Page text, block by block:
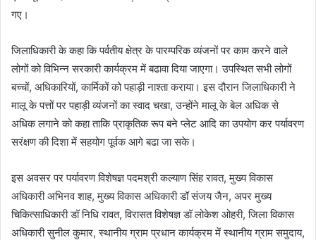
गए।
जिलाधिकारी के कहा कि पर्वतीय क्षेत्र के पारम्परिक व्यंजनों पर काम करने वाले
लोगों को विभिन्न सरकारी कार्यक्रम में बढावा दिया जाएगा। उपस्थित सभी लोगों
बच्चों, अधिकारियों, कार्मिकों को पहाड़ी नाश्ता कराया। इस दौरान जिलाधिकारी ने
मालू के पत्तों पर पहाड़ी व्यंजनों का स्वाद चखा, उन्होंने मालू के बेल अधिक से
अधिक लगाने को कहा ताकि प्राकृतिक रूप बने प्लेट आदि का उपयोग कर पर्यावरण
सरंक्षण की दिशा में सहयोग पूर्वक आगे बढा जा सके।
इस अवसर पर पर्यावरण विशेषज्ञ पदमश्री कल्याण सिंह रावत, मुख्य विकास
अधिकारी अभिनव शाह, मुख्य विकास अधिकारी डॉ संजय जैन, अपर मुख्य
चिकित्साधिकारी डॉ निधि रावत, विरासत विशेषज्ञ डॉ लोकेश ओहरी, जिला विकास
अधिकारी सुनील कुमार, स्थानीय ग्राम प्रधान कार्यक्रम में स्थानीय ग्राम समुदाय,